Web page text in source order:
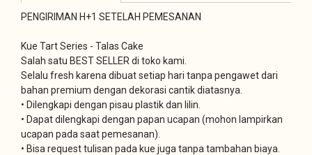
PENGIRIMAN H+1 SETELAH PEMESANAN
Kue Tart Series - Talas Cake
Salah satu BEST SELLER di toko kami.
Selalu fresh karena dibuat setiap hari tanpa pengawet dari
bahan premium dengan dekorasi cantik diatasnya.
• Dilengkapi dengan pisau plastik dan lilin.
• Dapat dilengkapi dengan papan ucapan (mohon lampirkan
ucapan pada saat pemesanan).
• Bisa request tulisan pada kue juga tanpa tambahan biaya.